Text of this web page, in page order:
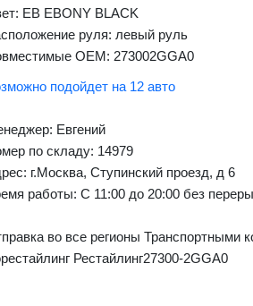
EB EBONY BLACK
руля: левый руль
OEM: 273002GGA0
подойдет на 12 авто
Евгений
по складу: 14979
г.Москва, Ступинский проезд, д 6
работы: С 11:00 до 20:00 без
во все регионы Транспортными
Рестайлинг27300-2GGA0